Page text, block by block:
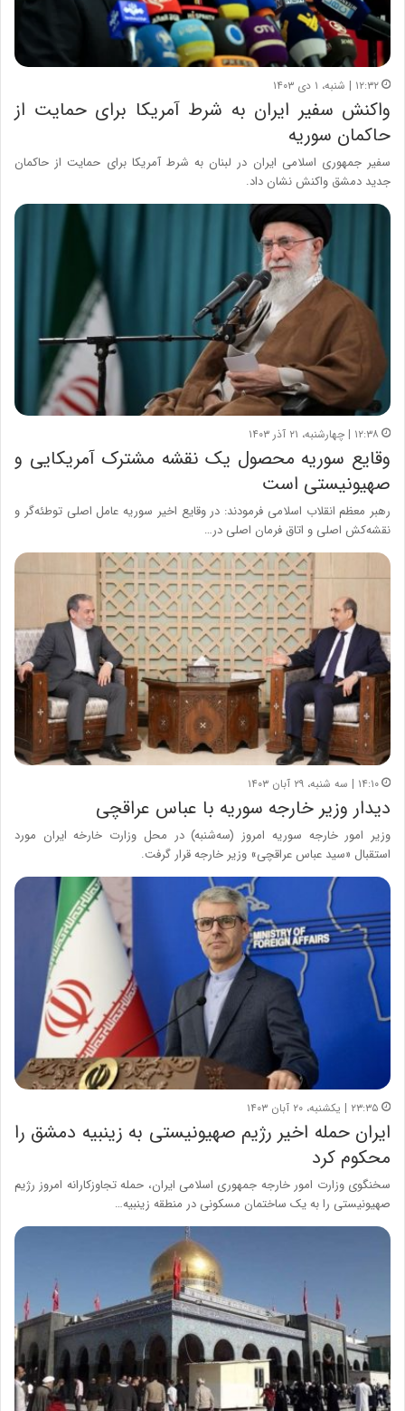
۱۲:۳۲ | شنبه، ۱ دی ۱۴۰۳
واکنش سفیر ایران به شرط آمریکا برای حمایت از
حاکمان سوریه
سفیر جمهوری اسلامی ایران در لبنان به شرط آمریکا برای حمایت از حاکمان
جدید دمشق واکنش نشان داد.
۱۲:۳۸ | چهارشنبه، ۲۱ آذر ۱۴۰۳
وقایع سوریه محصول یک نقشه مشترک آمریکایی و
صهیونیستی است
رهبر معظم انقلاب اسلامی فرمودند: در وقایع اخیر سوریه عامل اصلی توطئه‌گر و
نقشه‌کش اصلی و اتاق فرمان اصلی در…
۱۴:۱۰ | سه شنبه، ۲۹ آبان ۱۴۰۳
دیدار وزیر خارجه سوریه با عباس عراقچی
وزیر امور خارجه سوریه امروز (سه‌شنبه) در محل وزارت خارخه ایران مورد
استقبال «سید عباس عراقچی» وزیر خارجه قرار گرفت.
۲۳:۳۵ | یکشنبه، ۲۰ آبان ۱۴۰۳
ایران حمله اخیر رژیم صهیونیستی به زینبیه دمشق را
محکوم کرد
سخنگوی وزارت امور خارجه جمهوری اسلامی ایران، حمله تجاوزکارانه امروز رژیم
صهیونیستی را به یک ساختمان مسکونی در منطقه زینبیه…